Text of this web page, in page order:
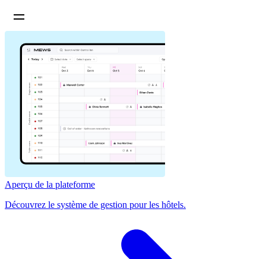
Aperçu de la plateforme
Découvrez le système de gestion pour les hôtels.